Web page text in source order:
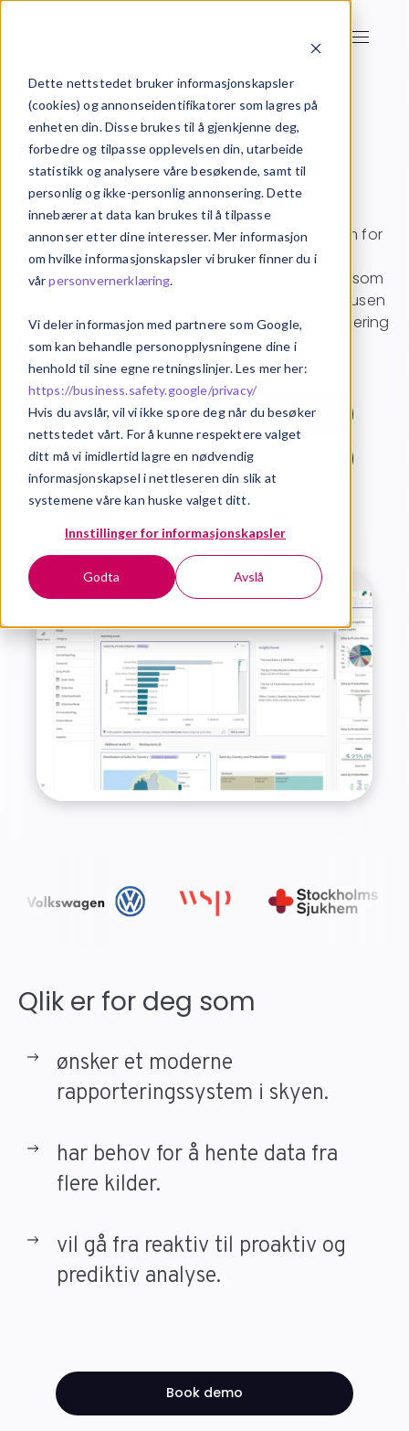
Dette nettstedet bruker informasjonskapsler
(cookies) og annonseidentifikatorer som lagres på
enheten din. Disse brukes til å gjenkjenne deg,
forbedre og tilpasse opplevelsen din, utarbeide
statistikk og analysere våre besøkende, samt til
personlig og ikke-personlig annonsering. Dette
innebærer at data kan brukes til å tilpasse
annonser etter dine interesser. Mer informasjon
om hvilke informasjonskapsler vi bruker finner du i
vårpersonvernerklæring.
Vi deler informasjon med partnere som Google,
som kan behandle personopplysningene dine i
henhold til sine egne retningslinjer. Les mer her:
https://business.safety.google/privacy/
Hvis du avslår, vil vi ikke spore deg når du besøker
nettstedet vårt. For å kunne respektere valget
ditt må vi imidlertid lagre en nødvendig
informasjonskapsel i nettleseren din slik at
systemene våre kan huske valget ditt.
Innstillinger for informasjonskapsler
Godta Avslå
Business Intelligence Qlik Cloud
Qlik Cloud
Qlik Cloud er en moderne, skybasert plattform for
sømløs dataanalyse og integrering.
Med Qlik Cloud får du enkel tilgang til verktøy som
hjelper deg med å håndtere hele datalivssyklusen
– fra datainnsamling og behandling til visualisering
og innsikt.
Book demo
Last ned kravspek
Qlik er for deg som
ønsker et moderne
rapporteringssystem i skyen.
har behov for å hente data fra
flere kilder.
vil gå fra reaktiv til proaktiv og
prediktiv analyse.
Book demo